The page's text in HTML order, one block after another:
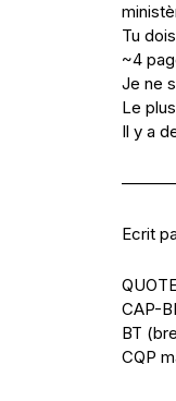
Tu
~4
Je ne
Le
Il y a
Ecrit
CAP-
BT
CQP